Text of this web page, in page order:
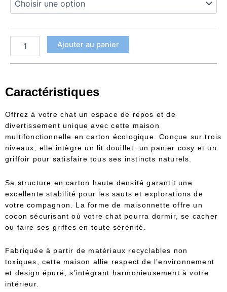
chat
Ajouter au panier
Caractéristiques
Offrez à votre chat un espace de repos et de
divertissement unique avec cette maison
multifonctionnelle en carton écologique. Conçue sur trois
niveaux, elle intègre un lit douillet, un panier cosy et un
griffoir pour satisfaire tous ses instincts naturels.
Sa structure en carton haute densité garantit une
excellente stabilité pour les sauts et explorations de
votre compagnon. La forme de maisonnette offre un
cocon sécurisant où votre chat pourra dormir, se cacher
ou faire ses griffes en toute sérénité.
Fabriquée à partir de matériaux recyclables non
toxiques, cette maison allie respect de l’environnement
et design épuré, s’intégrant harmonieusement à votre
intérieur.